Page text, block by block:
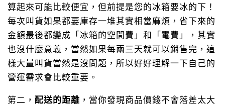
算起來可能比較便宜，但前提是您的冰箱要冰的下！
每次叫貨如果都要庫存一堆其實相當麻煩，省下來的
金額最後都變成「冰箱的空間費」和「電費」，其實
也沒什麼意義，當然如果每兩三天就可以銷售完，這
樣大量叫貨當然是沒問題，所以好好理解一下自己的
營運需求會比較重要。
第二， 配送的距離 ，當你發現商品價錢不會落差太大